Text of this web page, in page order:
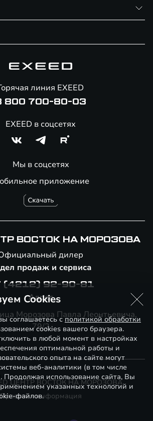
приложение
линия EXEED
800 700-80-03
EXEED в соцсетях
Мы в соцсетях
ВОСТОК НА МОРОЗОВА
дилер
продаж и сервиса
(4212) 92-90-81
Адрес
Морозова Павла Леонтьевича,
79/2
ЦЕНТР ВОСТОК НА МОРОЗОВА
Правовая информация
Cookies
соглашаетесь сполитикой обработки
cookies вашего браузера.
в любой момент в настройках
оптимальной работы и
опыта на сайте могут
веб-аналитики (в том числе
Продолжая использование сайта, Вы
указанных технологий и
файлов.